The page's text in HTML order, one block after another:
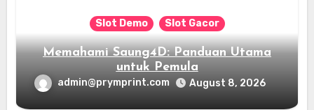
Slot Demo Slot Gacor
Memahami Saung4D: Panduan Utama
untuk Pemula
admin@prymprint.com August 8, 2026